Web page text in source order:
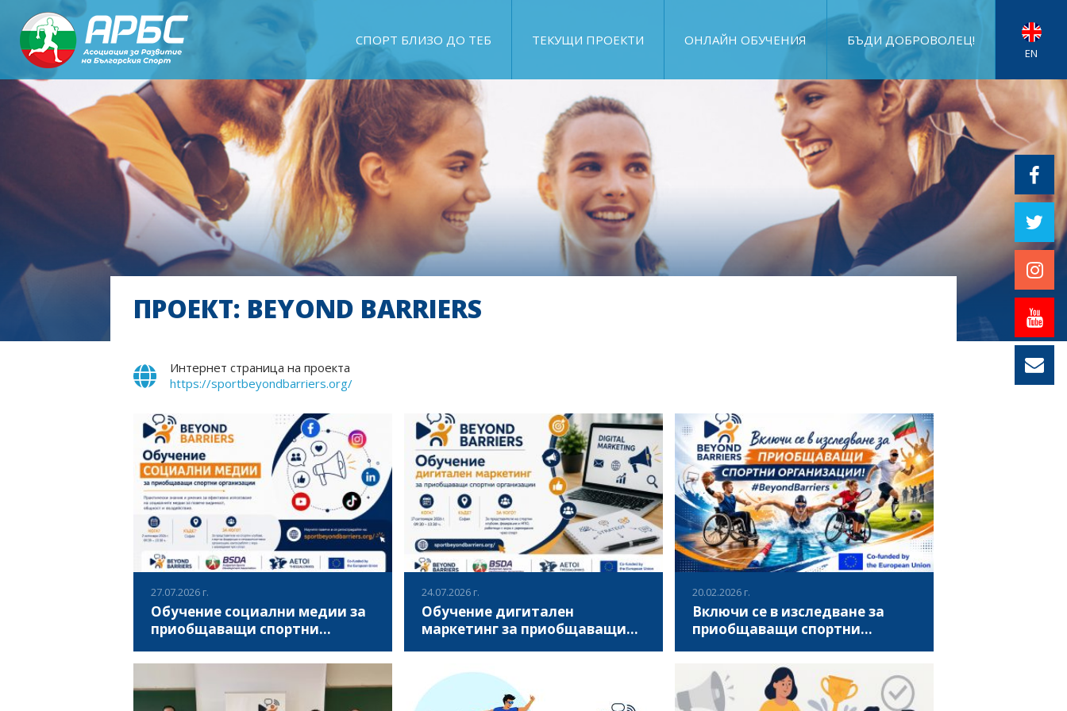
СПОРТ БЛИЗО ДО ТЕБ ТЕКУЩИ ПРОЕКТИ ОНЛАЙН ОБУЧЕНИЯ БЪДИ ДОБРОВОЛЕЦ!
EN
ПРОЕКТ: BEYOND BARRIERS
Интернет страница на проекта
https://sportbeyondbarriers.org/
27.07.2026 г.
Обучение социални медии за
приобщаващи спортни
дейността на Вашата организация? Искате да
изградите активна онлайн общност, да
достигате до повече участници, партньори,
24.07.2026 г.
Обучение дигитален
маркетинг за приобщаващи
дейността на Вашата организация? Искате да
достигате до повече участници, партньори,
доброволци и местни общности, но не сте
20.02.2026 г.
Включи се в изследване за
приобщаващи спортни
кани спортни организации, работещи с хора
с увреждания, да се включат в национално
онлайн изследване в рамките на проекта